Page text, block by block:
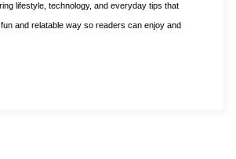
lifestyle, technology, and everyday tips that
and relatable way so readers can enjoy and